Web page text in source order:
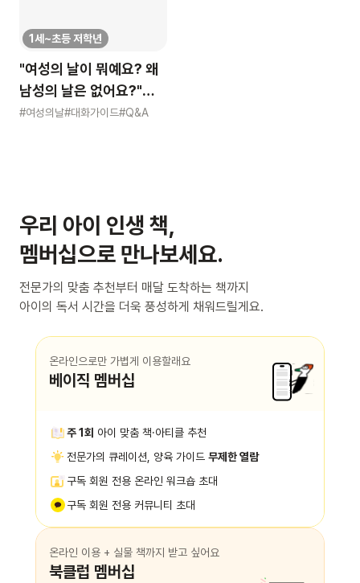
1세~초등 저학년
"여성의 날이 뭐예요? 왜
남성의 날은 없어요?"
묻는 어린이에게 이렇게
#여성의날#대화가이드#Q&A
우리 아이 인생 책,
멤버십으로 만나보세요.
전문가의 맞춤 추천부터 매달 도착하는 책까지
아이의 독서 시간을 더욱 풍성하게 채워드릴게요.
온라인으로만 가볍게 이용할래요
베이직 멤버십
주 1회 아이 맞춤 책·아티클 추천
전문가의 큐레이션, 양육 가이드 무제한 열람
구독 회원 전용 온라인 워크숍 초대
구독 회원 전용 커뮤니티 초대
온라인 이용 + 실물 책까지 받고 싶어요
북클럽 멤버십